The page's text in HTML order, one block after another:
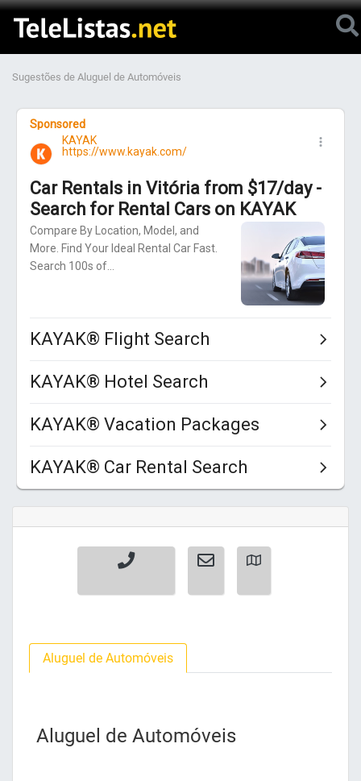
Sugestões de Aluguel de Automóveis
Aluguel de Automóveis
Aluguel de Automóveis